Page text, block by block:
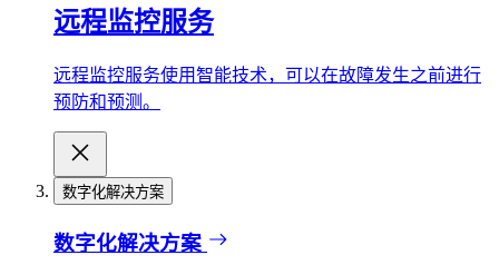
远程监控服务
远程监控服务使用智能技术，可以在故障发生之前进行
预防和预测。
数字化解决方案
数字化解决方案